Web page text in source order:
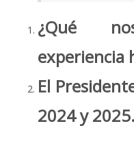
¿Qué
experiencia
El
2024 y 2025.